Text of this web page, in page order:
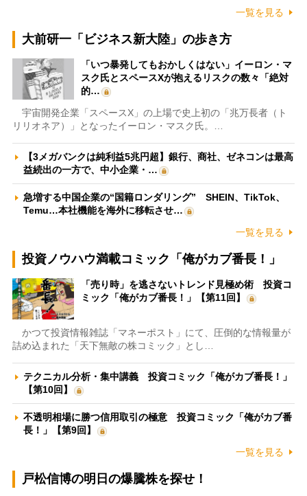
一覧を見る
大前研一「ビジネス新大陸」の歩き方
「いつ暴発してもおかしくはない」イーロン・マ
スク氏とスペースXが抱えるリスクの数々「絶対
的…
宇宙開発企業「スペースX」の上場で史上初の「兆万長者（ト
リリオネア）」となったイーロン・マスク氏。…
【3メガバンクは純利益5兆円超】銀行、商社、ゼネコンは最高
益続出の一方で、中小企業・…
急増する中国企業の“国籍ロンダリング” SHEIN、TikTok、
Temu…本社機能を海外に移転させ…
一覧を見る
投資ノウハウ満載コミック「俺がカブ番長！」
「売り時」を逃さないトレンド見極め術 投資コ
ミック「俺がカブ番長！」【第11回】
かつて投資情報雑誌「マネーポスト」にて、圧倒的な情報量が
詰め込まれた「天下無敵の株コミック」とし…
テクニカル分析・集中講義 投資コミック「俺がカブ番長！」
【第10回】
不透明相場に勝つ信用取引の極意 投資コミック「俺がカブ番
長！」【第9回】
一覧を見る
戸松信博の明日の爆騰株を探せ！